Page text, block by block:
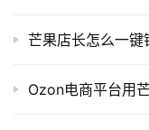
芒果店长怎么一
Ozon电商平台用